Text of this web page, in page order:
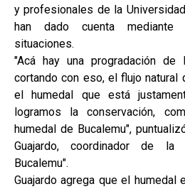
y profesionales de la
han dado cuenta mediante
situaciones.
"Acá hay una progradación de
cortando con eso, el flujo natural
el humedal que está
logramos la conservación,
humedal de Bucalemu",
Guajardo, coordinador de la
Bucalemu".
Guajardo agrega que el humedal